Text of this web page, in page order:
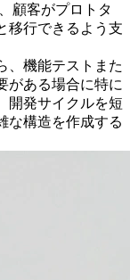
顧客がプロトタ
移行できるよう支
、機能テストまた
がある場合に特に
開発サイクルを短
な構造を作成する